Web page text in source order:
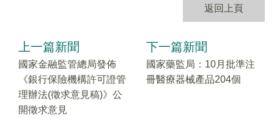
返回上頁
上一篇新聞
國家金融監管總局發佈
《銀行保險機構許可證管
理辦法(徵求意見稿)》公
開徵求意見
下一篇新聞
國家藥監局：10月批準注
冊醫療器械產品204個